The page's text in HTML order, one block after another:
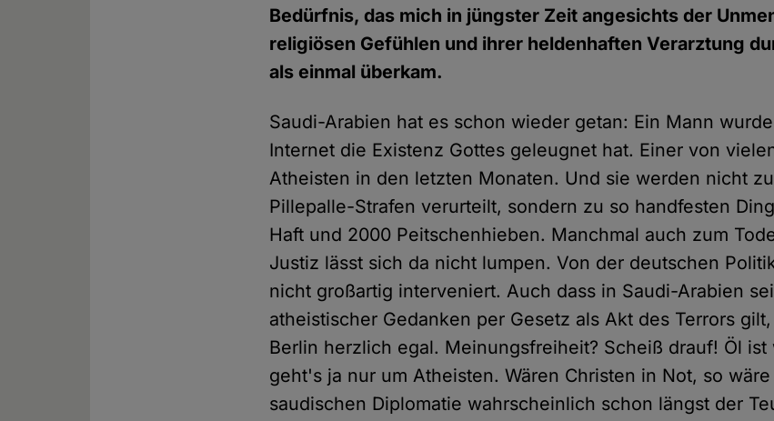
Bedürfnis, das mich in jüngster Zeit angesichts der
religiösen Gefühlen und ihrer heldenhaften Verarztung
als einmal überkam.
Saudi-Arabien hat es schon wieder getan: Ein Mann
Internet die Existenz Gottes geleugnet hat. Einer von
Atheisten in den letzten Monaten. Und sie werden nicht
Pillepalle-Strafen verurteilt, sondern zu so handfesten
Haft und 2000 Peitschenhieben. Manchmal auch zum
Justiz lässt sich da nicht lumpen. Von der deutschen
nicht großartig interveniert. Auch dass in Saudi-Arabien
atheistischer Gedanken per Gesetz als Akt des Terrors
Berlin herzlich egal. Meinungsfreiheit? Scheiß drauf! Öl
geht's ja nur um Atheisten. Wären Christen in Not, so
saudischen Diplomatie wahrscheinlich schon längst der